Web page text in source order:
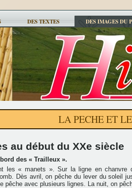
DES TEXTES DES IMAGES DU
LA PECHE ET
au début du XXe siècle
des « Trailleux ».
les « manets ». Sur la ligne en
Dès avril, on pêche du lever du soleil
pêche avec plusieurs lignes. La nuit, on